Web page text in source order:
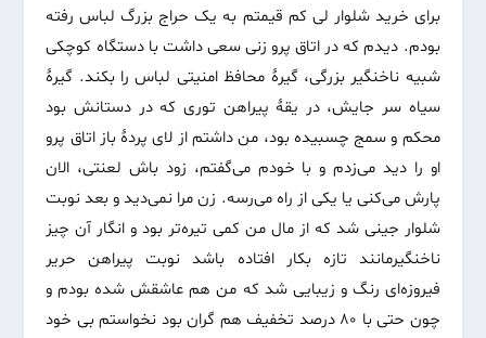
برای خرید شلوار لی کم قیمتم به یک حراج بزرگ لباس رفته
بودم. دیدم که در اتاق پرو زنی سعی داشت با دستگاه کوچکی
شبیه ناخنگیر بزرگی، گیرهٔ محافظ امنیتی لباس را بکند. گیرهٔ
سیاه سر جایش، در یقهٔ پیراهن توری که در دستانش بود
محکم و سمج چسبیده بود، من داشتم از لای پردهٔ باز اتاق پرو
او را دید می‌زدم و با خودم می‌گفتم، زود باش لعنتی، الان
پارش می‌کنی یا یکی از راه می‌رسه. زن مرا نمی‌دید و بعد نوبت
شلوار جینی شد که از مال من کمی تیره‌تر بود و انگار آن چیز
ناخنگیرمانند تازه بکار افتاده باشد نوبت پیراهن حریر
فیروزه‌ای رنگ و زیبایی شد که من هم عاشقش شده بودم و
چون حتی با ۸۰ درصد تخفیف هم گران بود نخواستم بی خود